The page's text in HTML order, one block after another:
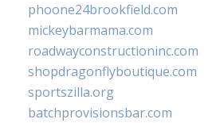
phoone24brookfield.com
mickeybarmama.com
roadwayconstructioninc.com
shopdragonflyboutique.com
sportszilla.org
batchprovisionsbar.com